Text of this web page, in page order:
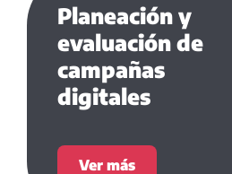
Planeación y
evaluación de
campañas
digitales
Ver más